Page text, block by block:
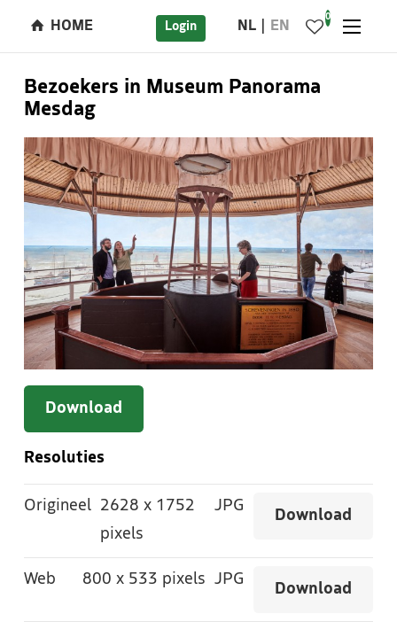
HOME Login NL EN
0
Bezoekers in Museum Panorama
Mesdag
Download
Resoluties
Origineel 2628 x 1752
pixels
JPG
Download
Web 800 x 533 pixels JPG
Download